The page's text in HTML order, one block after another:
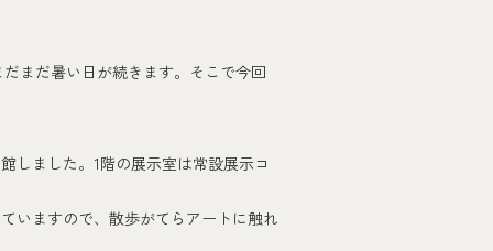
まだ暑い日が続きます。そこで今回
しました。1階の展示室は常設展示コ
いますので、散歩がてらアートに触れ